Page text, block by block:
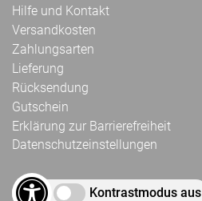
Hilfe und Kontakt
Versandkosten
Zahlungsarten
Lieferung
Rücksendung
Gutschein
Erklärung zur Barrierefreiheit
Datenschutzeinstellungen
Kontrastmodus aus